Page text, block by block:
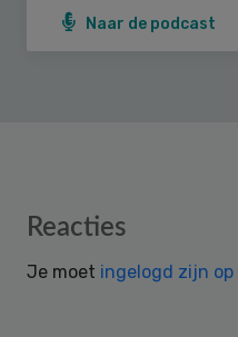
Naar de podcast
Reader
Reacties
Je moet ingelogd zijn op